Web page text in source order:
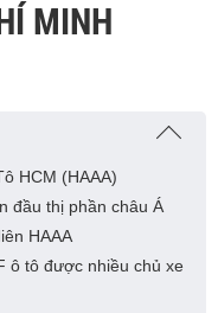
MINH
HCM (HAAA)
đầu thị phần châu Á
HAAA
ô tô được nhiều chủ xe